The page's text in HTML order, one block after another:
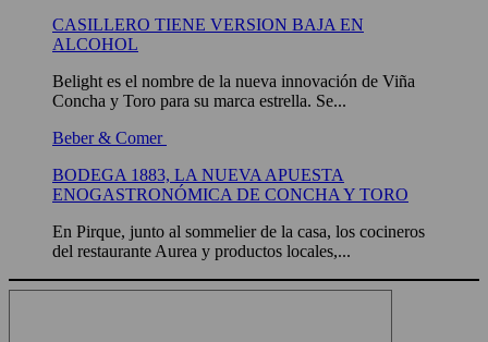
CASILLERO TIENE VERSION BAJA EN
ALCOHOL
Belight es el nombre de la nueva innovación de Viña
Concha y Toro para su marca estrella. Se...
Beber & Comer
BODEGA 1883, LA NUEVA APUESTA
ENOGASTRONÓMICA DE CONCHA Y TORO
En Pirque, junto al sommelier de la casa, los cocineros
del restaurante Aurea y productos locales,...